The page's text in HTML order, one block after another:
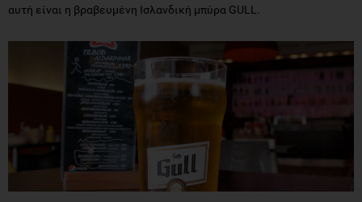
αυτή είναι η βραβευμένη Ισλανδική μπύρα GULL.